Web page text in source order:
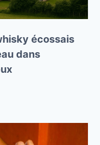
écossais
dans